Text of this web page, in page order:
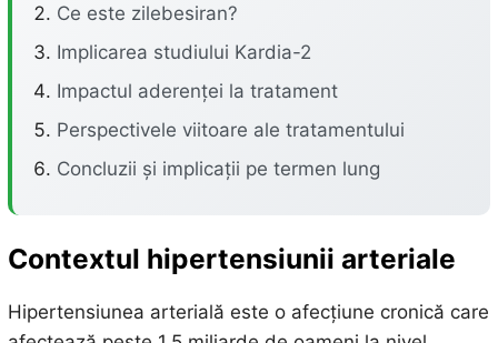
Ce este zilebesiran?
Implicarea studiului Kardia-2
Impactul aderenței la tratament
Perspectivele viitoare ale tratamentului
Concluzii și implicații pe termen lung
Contextul hipertensiunii arteriale
Hipertensiunea arterială este o afecțiune cronică care